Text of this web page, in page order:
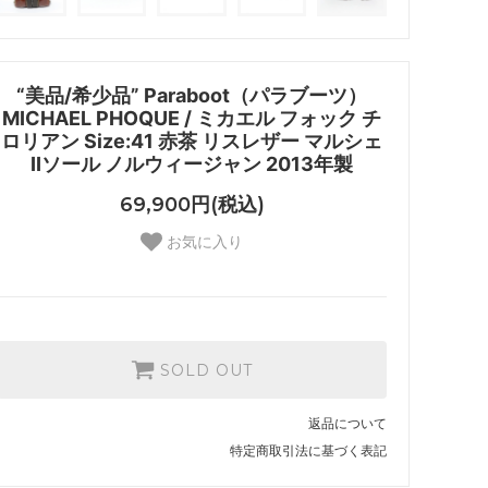
“美品/希少品” Paraboot（パラブーツ）
MICHAEL PHOQUE / ミカエル フォック チ
ロリアン Size:41 赤茶 リスレザー マルシェ
IIソール ノルウィージャン 2013年製
69,900円(税込)
お気に入り
SOLD OUT
返品について
特定商取引法に基づく表記